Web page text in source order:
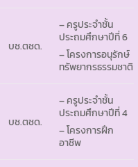
บช.ตชด.
– ครูประจำชั้น
ประถมศึกษาปีที่ 6
– โครงการอนุรักษ์
ทรัพยากรธรรมชาติ
บช.ตชด.
– ครูประจำชั้น
ประถมศึกษาปีที่ 4
– โครงการฝึก
อาชีพ